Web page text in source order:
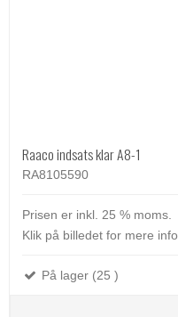
Raaco indsats klar A8-1
RA8105590
Prisen er inkl. 25 % moms.
Klik på billedet for mere info.
På lager (25 )